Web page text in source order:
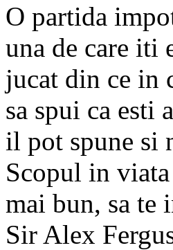
O partida
una de care iti
jucat din ce in
sa spui ca esti
il pot spune si
Scopul in viata
mai bun, sa te
Sir Alex